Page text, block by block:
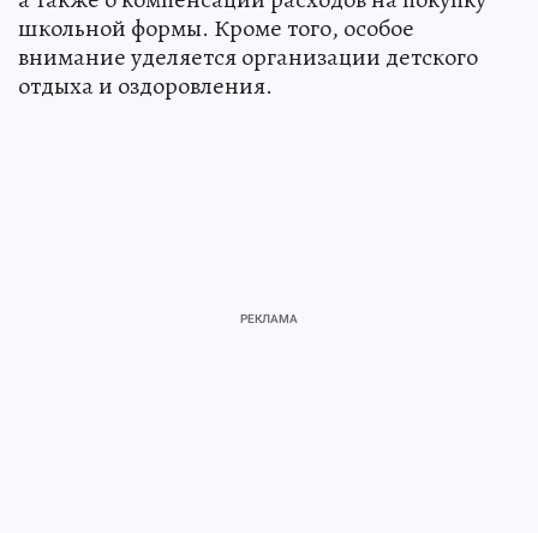
школьной формы. Кроме того, особое
внимание уделяется организации детского
отдыха и оздоровления.